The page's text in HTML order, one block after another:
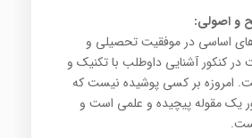
اساسی در موفقیت تحصیلی و
کنکور آشنایی داوطلب با تکنیک و
امروزه بر کسی پوشیده نیست که
یک مقوله پیچیده و علمی است و